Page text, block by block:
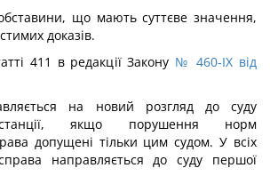
що мають суттєве значення,
доказів.
411 в редакції Закону № 460-IX від
на новий розгляд до суду
якщо порушення норм
допущені тільки цим судом. У всіх
направляється до суду першої